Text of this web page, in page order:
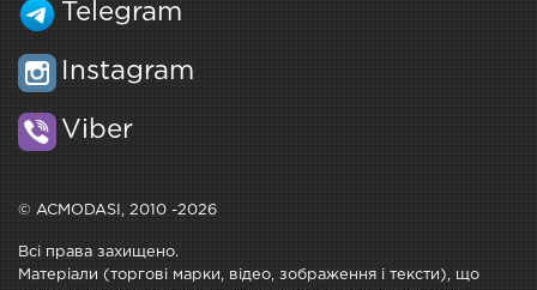
Telegram
Instagram
Viber
© ACMODASI, 2010 -2026
Всі права захищено.
Матеріали (торгові марки, відео, зображення і тексти), що